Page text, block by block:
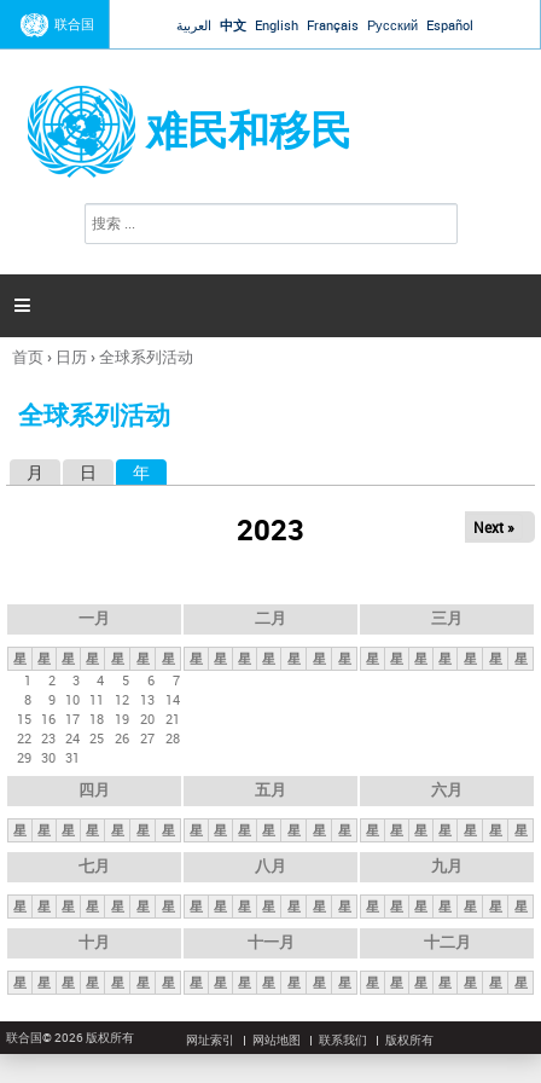
Jump to navigation
联合国 العربية 中文 English Français Русский Español
难民和移民
搜
索

你
这
首页› 日历›全球系列活动
全球系列活动
月 日 年
2023 Next »
一月
星 星 星 星 星 星
星
1
2 3 4 5 6
7
8
9 10 11 12 13
14
15 16 17 18 19 20 21
22 23 24 25 26 27 28
29 30 31
二月
星 星 星 星 星 星 星
三月
星 星 星 星 星 星 星
四月
星 星 星 星 星 星 星
五月
星 星 星 星 星 星 星
六月
星 星 星 星 星 星 星
七月
星 星 星 星 星 星 星
八月
星 星 星 星 星 星 星
九月
星 星 星 星 星 星 星
十月
星 星 星 星 星 星 星
十一月
星 星 星 星 星 星 星
十二月
星 星 星 星 星 星 星
联合国© 2026 版权所有 网址索引 网站地图 联系我们 版权所有